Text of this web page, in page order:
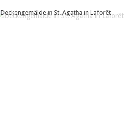
Deckengemälde in St. Agatha in Laforêt